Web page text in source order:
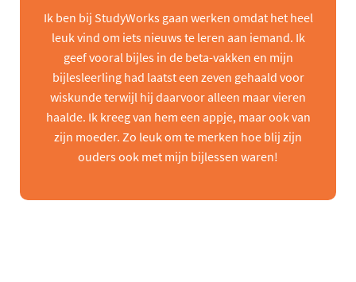
Ik ben bij StudyWorks gaan werken omdat het heel
leuk vind om iets nieuws te leren aan iemand. Ik
geef vooral bijles in de beta-vakken en mijn
bijlesleerling had laatst een zeven gehaald voor
wiskunde terwijl hij daarvoor alleen maar vieren
haalde. Ik kreeg van hem een appje, maar ook van
zijn moeder. Zo leuk om te merken hoe blij zijn
ouders ook met mijn bijlessen waren!